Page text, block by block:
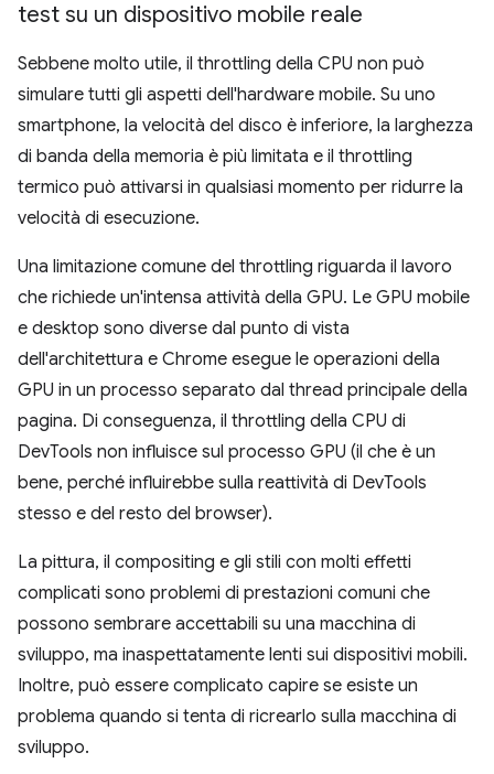
test su un dispositivo mobile reale
Sebbene molto utile, il throttling della CPU non può
simulare tutti gli aspetti dell'hardware mobile. Su uno
smartphone, la velocità del disco è inferiore, la larghezza
di banda della memoria è più limitata e il throttling
termico può attivarsi in qualsiasi momento per ridurre la
velocità di esecuzione.
Una limitazione comune del throttling riguarda il lavoro
che richiede un'intensa attività della GPU. Le GPU mobile
e desktop sono diverse dal punto di vista
dell'architettura e Chrome esegue le operazioni della
GPU in un processo separato dal thread principale della
pagina. Di conseguenza, il throttling della CPU di
DevTools non influisce sul processo GPU (il che è un
bene, perché influirebbe sulla reattività di DevTools
stesso e del resto del browser).
La pittura, il compositing e gli stili con molti effetti
complicati sono problemi di prestazioni comuni che
possono sembrare accettabili su una macchina di
sviluppo, ma inaspettatamente lenti sui dispositivi mobili.
Inoltre, può essere complicato capire se esiste un
problema quando si tenta di ricrearlo sulla macchina di
sviluppo.